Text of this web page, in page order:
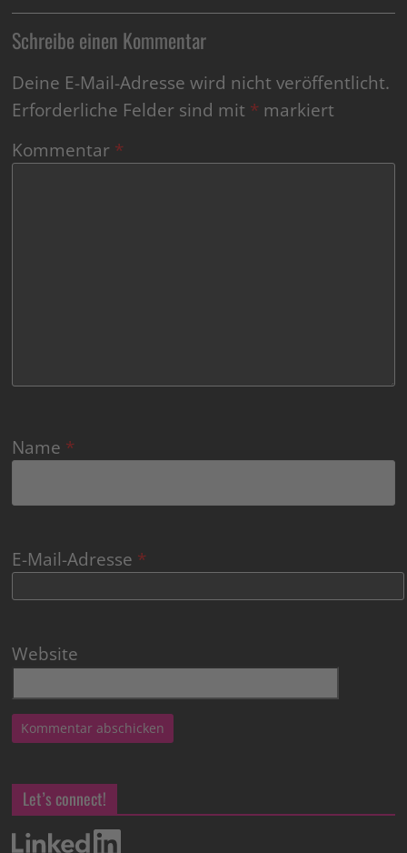
Schreibe einen Kommentar
Deine E-Mail-Adresse wird nicht veröffentlicht.
Erforderliche Felder sind mit * markiert
Kommentar *
Name *
E-Mail-Adresse *
Website
Let’s connect!